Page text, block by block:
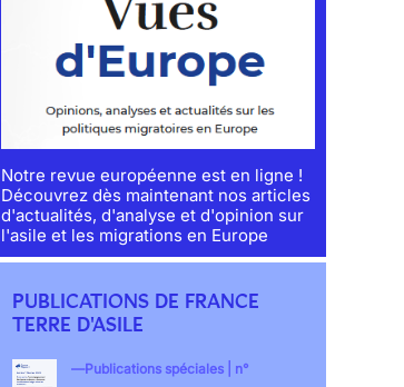
Notre revue européenne est en ligne !
Découvrez dès maintenant nos articles
d'actualités, d'analyse et d'opinion sur
l'asile et les migrations en Europe
PUBLICATIONS DE FRANCE
TERRE D'ASILE
Publications spéciales | n°